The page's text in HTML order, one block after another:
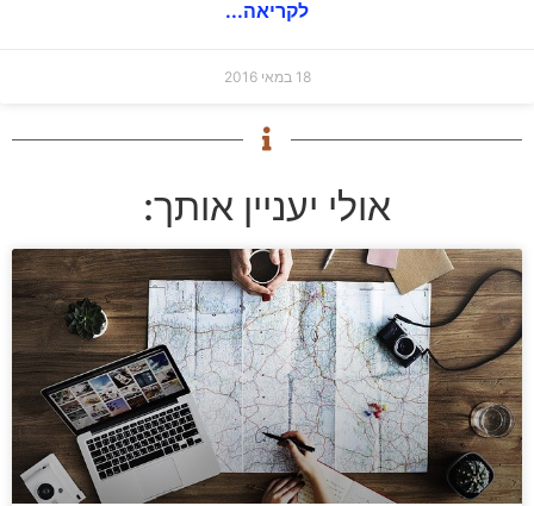
לקריאה...
18 במאי 2016
אולי יעניין אותך: